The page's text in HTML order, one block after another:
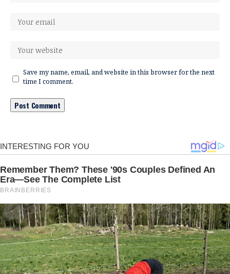
Save my name, email, and website in this browser for the next
time I comment.